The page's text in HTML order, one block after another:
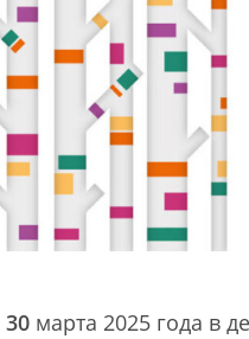
30 марта 2025 года в